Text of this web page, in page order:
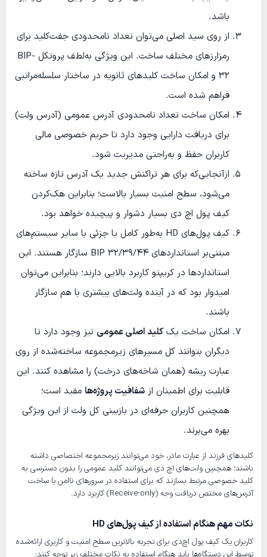
باشد.
از روی سید اصلی می‌توان تعداد نامحدودی جفت‌کلید برای
رمزارزهای مختلف ساخت. این ویژگی به‌لطف پروتکل BIP-
32 و امکان ساخت کلیدهای ثانویه در ساختار سلسله‌مراتبی
فراهم شده است.
امکان ساخت تعداد نامحدودی آدرس عمومی (آدرس ولت)
برای دریافت دارایی وجود دارد تا حریم خصوصی مالی
کاربران حفظ و به‌راحتی مدیریت شود.
از‌آنجایی‌که برای هر تراکنش جدید یک آدرس تازه ساخته
می‌شود، سطح امنیت بسیار بالاست؛ بنابراین هک‌کردن
کیف پول‌ اچ دی بسیار دشوار و پیچیده خواهد بود.
کیف پول‌های HD به‌طور کامل یا جزئی با سایر سیستم‌های
مبتنی‌بر استانداردهای BIP 32/39/44 سازگار هستند. این
استانداردها در کریپتو کاربرد بالایی دارند؛ بنابراین می‌توان
امیدوار بود که در آینده ولت‌های بیشتری با هم سازگار
باشند.
امکان ساخت یک کلید اصلی عمومی نیز وجود دارد تا
دیگران بتوانند کل مسیرهای زیرمجموعه‌ ساخته‌شده از روی
عبارت ریشه (همان شاخه‌های درخت) را مشاهده کنند. این
قابلیت برای اطمینان از شفافیت پروژه‌ها مفید است؛
همچنین کاربران حرفه‌ای در بازبینی کل ولت از این ویژگی
بهره می‌برند.
کلیدهای فرزند از عبارت مادر، خود می‌توانند زیرمجموعه اختصاصی داشته
باشند؛ همچنین ولت‌های اچ دی می‌توانند کلید عمومی را بدون دسترسی به
کلید خصوصی مرتبط بسازند که برای استفاده در سرورهای ناامن یا ساخت
آدرس‌های مختص دریافت وجه (Receive-only) کاربرد دارد.
نکات مهم هنگام استفاده از کیف پول‌های HD
کاربران یک کیف پول‌ اچ‌دی برای تجربه بالاترین سطح امنیت و کاربری ارائه‌شده
توسط این دستگاه‌ها باید هنگام استفاده به نکات مختلف زیر توجه کنند: